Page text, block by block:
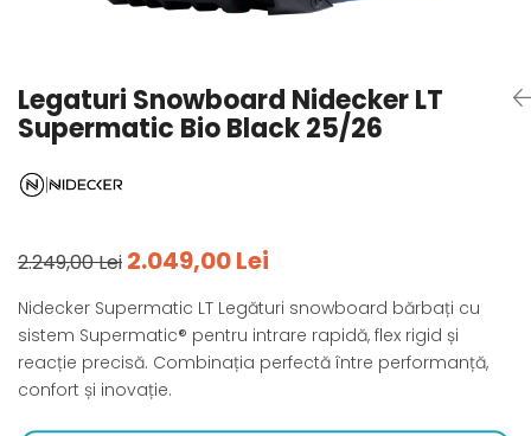
Curele
Sepci
Bustiere
Legaturi Snowboard Nidecker LT
Supermatic Bio Black 25/26
2.249,00 Lei 2.049,00 Lei
Nidecker Supermatic LT Legături snowboard bărbați cu
sistem Supermatic® pentru intrare rapidă, flex rigid și
reacție precisă. Combinația perfectă între performanță,
confort și inovație.